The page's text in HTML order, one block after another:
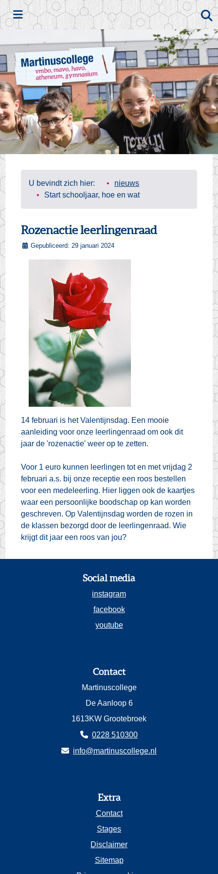
Zoeken
U bevindt zich hier:
nieuws
Start schooljaar, hoe en wat
Rozenactie leerlingenraad
Gepubliceerd: 29 januari 2024
14 februari is het Valentijnsdag. Een mooie
aanleiding voor onze leerlingenraad om ook dit
jaar de 'rozenactie' weer op te zetten.
Voor 1 euro kunnen leerlingen tot en met vrijdag 2
februari a.s. bij onze receptie een roos bestellen
voor een medeleerling. Hier liggen ook de kaartjes
waar een persoonlijke boodschap op kan worden
geschreven. Op Valentijnsdag worden de rozen in
de klassen bezorgd door de leerlingenraad. Wie
krijgt dit jaar een roos van jou?
Social media
instagram
facebook
youtube
Contact
Martinuscollege
De Aanloop 6
1613KW Grootebroek
0228 510300
info@martinuscollege.nl
Extra
Contact
Stages
Disclaimer
Sitemap